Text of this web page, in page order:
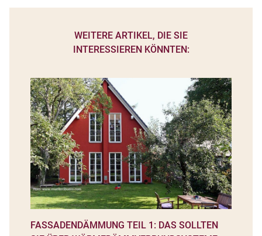
WEITERE ARTIKEL, DIE SIE
INTERESSIEREN KÖNNTEN:
FASSADENDÄMMUNG TEIL 1: DAS SOLLTEN